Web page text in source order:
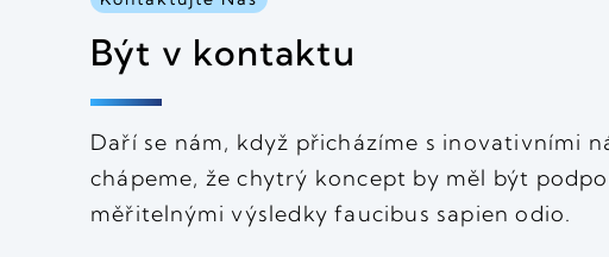
Být v kontaktu
Daří se nám, když přicházíme s inovativními
chápeme, že chytrý koncept by měl být
měřitelnými výsledky faucibus sapien odio.